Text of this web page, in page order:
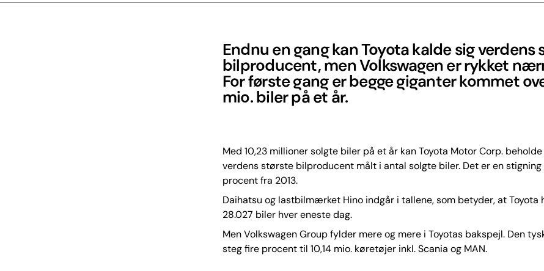
Endnu en gang kan Toyota kalde sig verdens
bilproducent, men Volkswagen er rykket
For første gang er begge giganter kommet
mio. biler på et år.
Med 10,23 millioner solgte biler på et år kan Toyota Motor Corp.
verdens største bilproducent målt i antal solgte biler. Det er en
procent fra 2013.
Daihatsu og lastbilmærket Hino indgår i tallene, som betyder, at Toyota
28.027 biler hver eneste dag.
Men Volkswagen Group fylder mere og mere i Toyotas bakspejl. Den
steg fire procent til 10,14 mio. køretøjer inkl. Scania og MAN.